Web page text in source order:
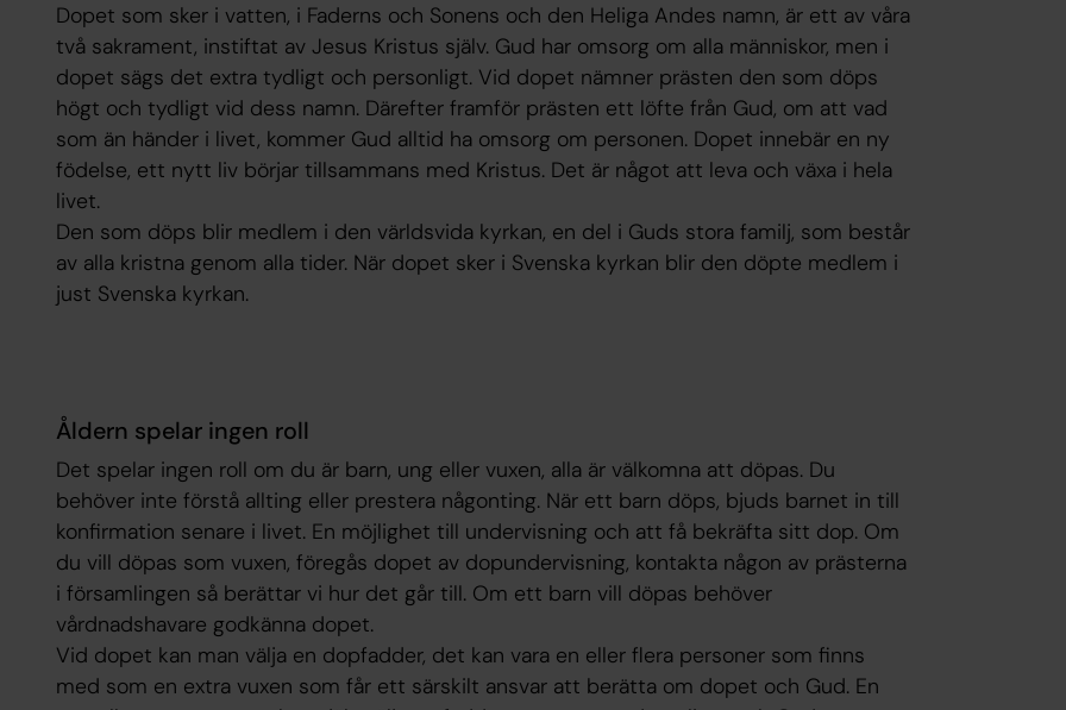
Dopet som sker i vatten, i Faderns och Sonens och den Heliga Andes namn, är ett av våra
två sakrament, instiftat av Jesus Kristus själv. Gud har omsorg om alla människor, men i
dopet sägs det extra tydligt och personligt. Vid dopet nämner prästen den som döps
högt och tydligt vid dess namn. Därefter framför prästen ett löfte från Gud, om att vad
som än händer i livet, kommer Gud alltid ha omsorg om personen. Dopet innebär en ny
födelse, ett nytt liv börjar tillsammans med Kristus. Det är något att leva och växa i hela
livet.
Den som döps blir medlem i den världsvida kyrkan, en del i Guds stora familj, som består
av alla kristna genom alla tider. När dopet sker i Svenska kyrkan blir den döpte medlem i
just Svenska kyrkan.
Åldern spelar ingen roll
Det spelar ingen roll om du är barn, ung eller vuxen, alla är välkomna att döpas. Du
behöver inte förstå allting eller prestera någonting. När ett barn döps, bjuds barnet in till
konfirmation senare i livet. En möjlighet till undervisning och att få bekräfta sitt dop. Om
du vill döpas som vuxen, föregås dopet av dopundervisning, kontakta någon av prästerna
i församlingen så berättar vi hur det går till. Om ett barn vill döpas behöver
vårdnadshavare godkänna dopet.
Vid dopet kan man välja en dopfadder, det kan vara en eller flera personer som finns
med som en extra vuxen som får ett särskilt ansvar att berätta om dopet och Gud. En